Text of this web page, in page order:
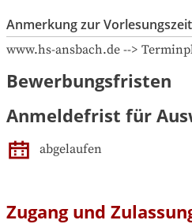
Anmerkung zur Vorlesungszeit
www.hs-ansbach.de -->
Bewerbungsfristen
Anmeldefrist für
abgelaufen
Zugang und